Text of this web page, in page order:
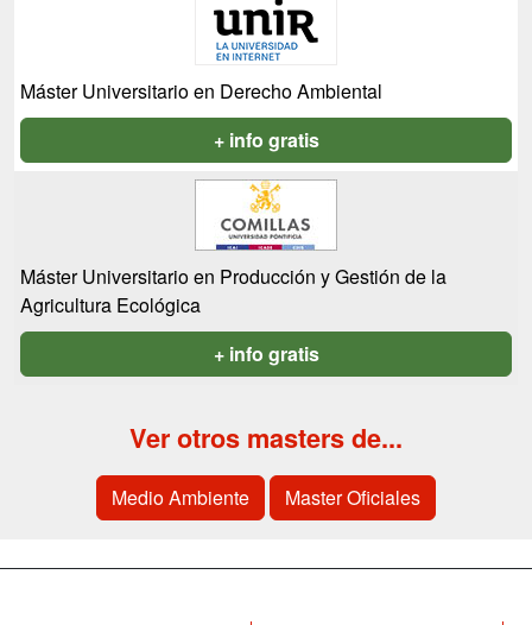
Máster Universitario en Derecho Ambiental
+ info gratis
Máster Universitario en Producción y Gestión de la
Agricultura Ecológica
+ info gratis
Ver otros masters de...
Medio Ambiente Master Oficiales